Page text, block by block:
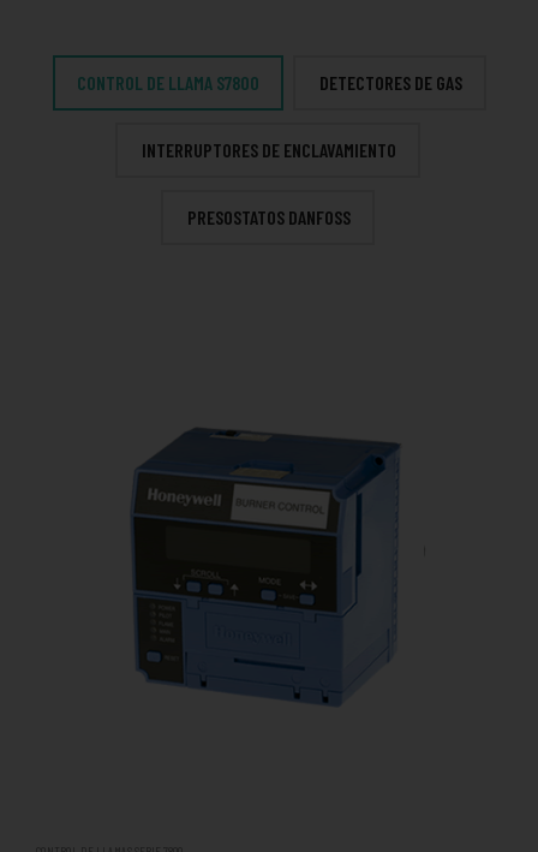
CONTROL DE LLAMA S7800 DETECTORES DE GAS
INTERRUPTORES DE ENCLAVAMIENTO
PRESOSTATOS DANFOSS